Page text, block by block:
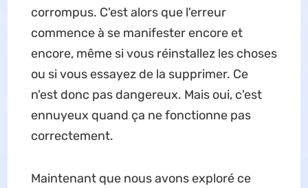
corrompus. C'est alors que l'erreur
commence à se manifester encore et
encore, même si vous réinstallez les choses
ou si vous essayez de la supprimer. Ce
n'est donc pas dangereux. Mais oui, c'est
ennuyeux quand ça ne fonctionne pas
correctement.
Maintenant que nous avons exploré ce